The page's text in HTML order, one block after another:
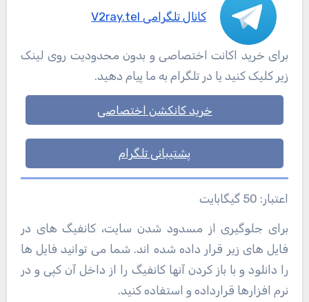
کانال تلگرامی V2ray.tel
برای خرید اکانت اختصاصی و بدون محدودیت روی لینک
زیر کلیک کنید یا در تلگرام به ما پیام دهید.
خرید کانکشن اختصاصی
پشتیبانی تلگرام
اعتبار: 50 گیگابایت
برای جلوگیری از مسدود شدن سایت، کانفیگ های در
فایل های زیر قرار داده شده اند. شما می توانید فایل ها
را دانلود و با باز کردن آنها کانفیگ را از داخل آن کپی و در
نرم افزارها قرارداده و استفاده کنید.